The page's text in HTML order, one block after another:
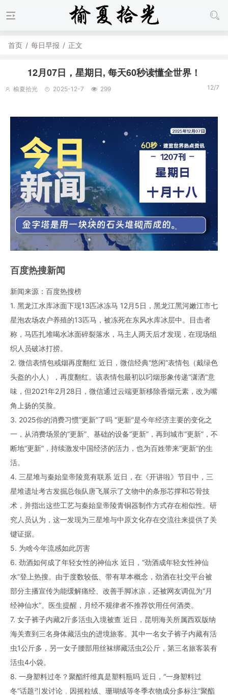
首页 / 每日早报 / 正文
12月07日，星期日, 每天60秒读懂全世界！
榆夏拾光 2025-12-7 299 12/7
百度热搜新闻
新闻来源：百度热搜榜
1. 黑龙江水库冰面下现13匹冰冻马 12月5日，黑龙江黑河嫩江市七
星泡农场农户养殖的13匹马，被冻死在东风水库冰层中。目击者
称，马匹扎堆喝水冰面碎裂落水，马主人两天后才发现，在现场组
织人员破冰打捞。
2. 微信表情包戒烟再度翻红 近日，微信经典“悠闲”表情包（戴绿色
头盔的小人），再度翻红。该表情包最初以叼烟形象传递“潇洒”意
味，但2021年2月28日，微信通过云端更新移除香烟元素，改为嘴
角上扬的笑脸。
3. 2025你的消费习惯“更新”了吗 “更新”是今年经济主要的变化之
一，从消费场景的“更新”、基础的设备“更新”，再到城市“更新”，不
断地“更新”，持续激发中国经济的活力，也为百姓带来“更新”的生
活。
4. 三星堆与秦始皇帝陵竟有联系 近日，在《开讲啦》节目中，三
星堆遗址考古发掘总领队唐飞展示了文物中的条形芯撑和芯骨技
术，并指出这些工艺与秦始皇帝陵青铜器制作方式存在相似性。研
究人员认为，这一发现为三星堆与中原文化存在交流往来提供了关
键证据。
5. 为啥今年流感如此厉害
6. 劲酒如何成了年轻女性的神仙水 近日，“劲酒成年轻女性神仙
水”登上热搜。由于度数较低、带有草本概念，劲酒在社交平台被
部分主播宣传为能缓解痛经、改善手脚冰凉，还被网友调侃为“月
经神仙水”。医生提醒，月经不规律者不推荐饮用任何酒类。
7. 女子裤子内藏2斤多活虫入境被查 近日，昆明海关所属西双版纳
海关查到三名身体藏活虫的进境旅客。其中一名女子裤子内藏有活
虫1公斤多，另一女子腰部用丝袜绑藏活虫2公斤，第三名旅客装有
活虫4小袋。
8. 一身塑料过冬？聚酯纤维真是塑料瓶吗 近日，“一身塑料过
冬”话题引发讨论，因摇粒绒、珊瑚绒等冬季衣物成分多标注“聚酯